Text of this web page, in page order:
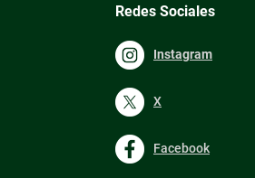
Redes Sociales
Instagram
X
Facebook